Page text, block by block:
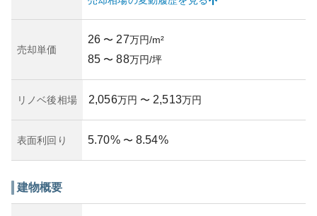
資産価値に関しては、市場動向や地域の住宅需要によって
左右されますが、交通の便の良い地域に位置するため、安
クとしては、今後の地域の経済状況や災害に対する耐性と
いった点も考慮する必要があります。これらを総合して評
売却単価
26 〜 27万円/m²
85 〜 88万円/坪
リノベ後相場 2,056万円 〜 2,513万円
表面利回り 5.70% 〜 8.54%
建物概要